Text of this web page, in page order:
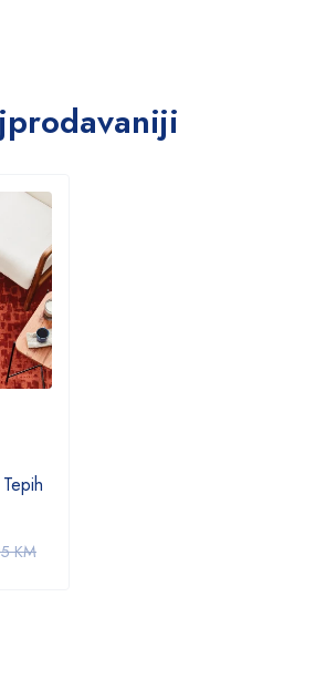
KM